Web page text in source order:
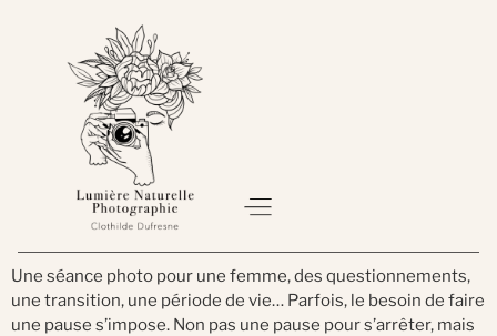
Une séance photo pour une femme, des questionnements,
une transition, une période de vie… Parfois, le besoin de faire
une pause s’impose. Non pas une pause pour s’arrêter, mais